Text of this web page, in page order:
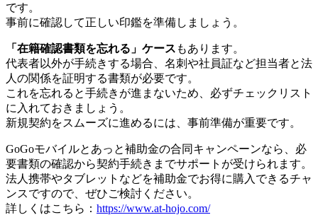
です。
事前に確認して正しい印鑑を準備しましょう。
「在籍確認書類を忘れる」ケース もあります。
代表者以外が手続きする場合、名刺や社員証など担当者と法
人の関係を証明する書類が必要です。
これを忘れると手続きが進まないため、必ずチェックリスト
に入れておきましょう。
新規契約をスムーズに進めるには、事前準備が重要です。
GoGoモバイルとあっと補助金の合同キャンペーンなら、必
要書類の確認から契約手続きまでサポートが受けられます。
法人携帯やタブレットなどを補助金でお得に購入できるチャ
ンスですので、ぜひご検討ください。
詳しくはこちら： https://www.at-hojo.com/